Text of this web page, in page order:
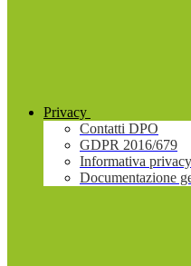
Privacy
Contatti DPO
GDPR 2016/679
Informativa privacy
Documentazione